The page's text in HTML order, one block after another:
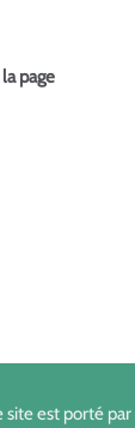
page
site est porté par